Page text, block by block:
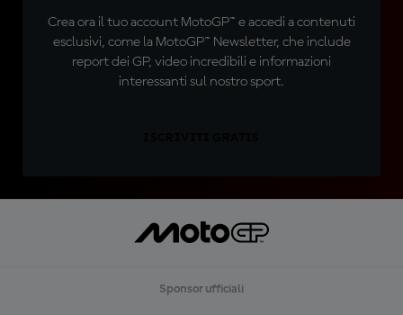
Crea ora il tuo account MotoGP™ e accedi a contenuti
esclusivi, come la MotoGP™ Newsletter, che include
report dei GP, video incredibili e informazioni
interessanti sul nostro sport.
Sponsor ufficiali